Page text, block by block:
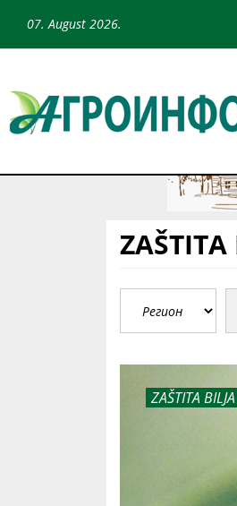
07. August 2026.
ZAŠTITA
ZAŠTITA BILJA